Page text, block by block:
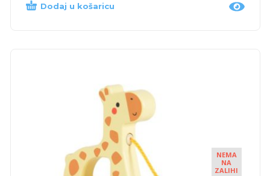
Dodaj u košaricu
NEMA
NA
ZALIHI